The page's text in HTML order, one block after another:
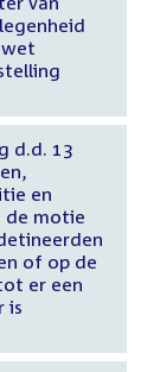
d.d. 13
en
de motie
of op de
er een
is